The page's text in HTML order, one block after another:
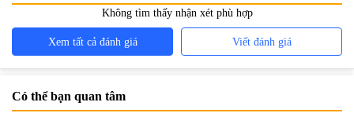
Không tìm thấy nhận xét phù hợp
Xem tất cả đánh giá Viết đánh giá
Có thể bạn quan tâm